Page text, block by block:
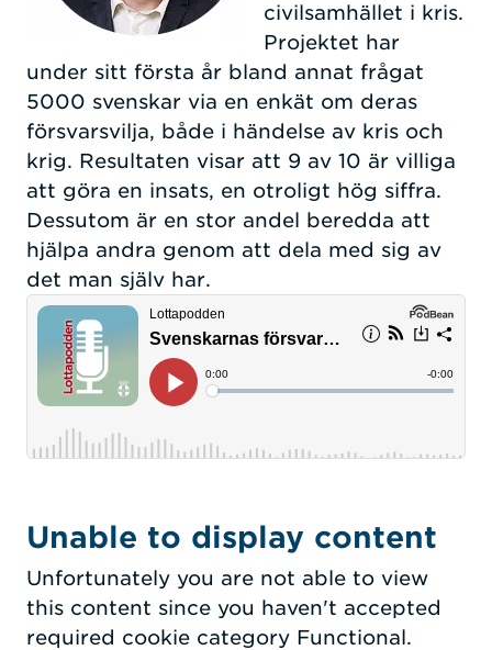
civilsamhället i kris.
Projektet har
under sitt första år bland annat frågat
5000 svenskar via en enkät om deras
försvarsvilja, både i händelse av kris och
krig. Resultaten visar att 9 av 10 är villiga
att göra en insats, en otroligt hög siffra.
Dessutom är en stor andel beredda att
hjälpa andra genom att dela med sig av
det man själv har.
Unable to display content
Unfortunately you are not able to view
this content since you haven't accepted
required cookie category Functional.